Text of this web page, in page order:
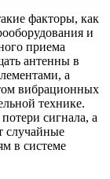
факторы, как
и
приема
антенны в
а
вибрационных
технике.
сигнала, а
случайные
в системе